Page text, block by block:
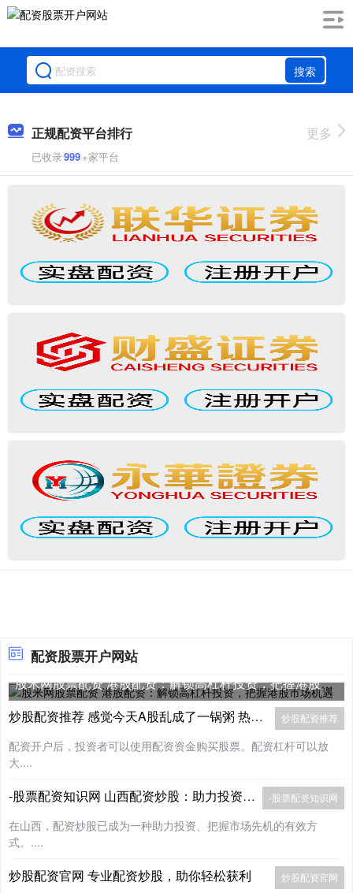
搜索
正规配资平台排行
已收录999+家平台
更多
配资股票开户网站
股米网股票配资 港股配资：解锁高杠杆投资，把握港股市场机遇
炒股配资推荐
炒股配资推荐 感觉今天A股乱成了一锅粥 热气腾腾却无从下口
配资开户后，投资者可以使用配资资金购买股票。配资杠杆可以放
大....
-股票配资知识网
-股票配资知识网 山西配资炒股：助力投资，把握市场先机
在山西，配资炒股已成为一种助力投资、把握市场先机的有效方
式。....
炒股配资官网
炒股配资官网 专业配资炒股，助你轻松获利